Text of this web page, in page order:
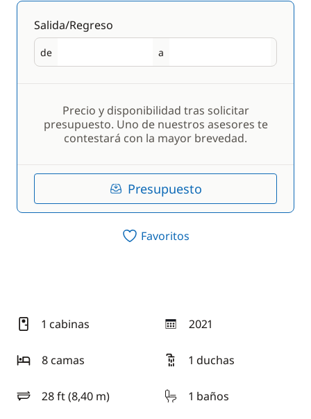
Salida/Regreso
de
Salida a
Regreso
Precio y disponibilidad tras solicitar
presupuesto. Uno de nuestros asesores te
contestará con la mayor brevedad.
Presupuesto
Favoritos
1 cabinas 2021
año
8 camas
1 duchas
28 ft (8,40 m)
eslora 1 baños